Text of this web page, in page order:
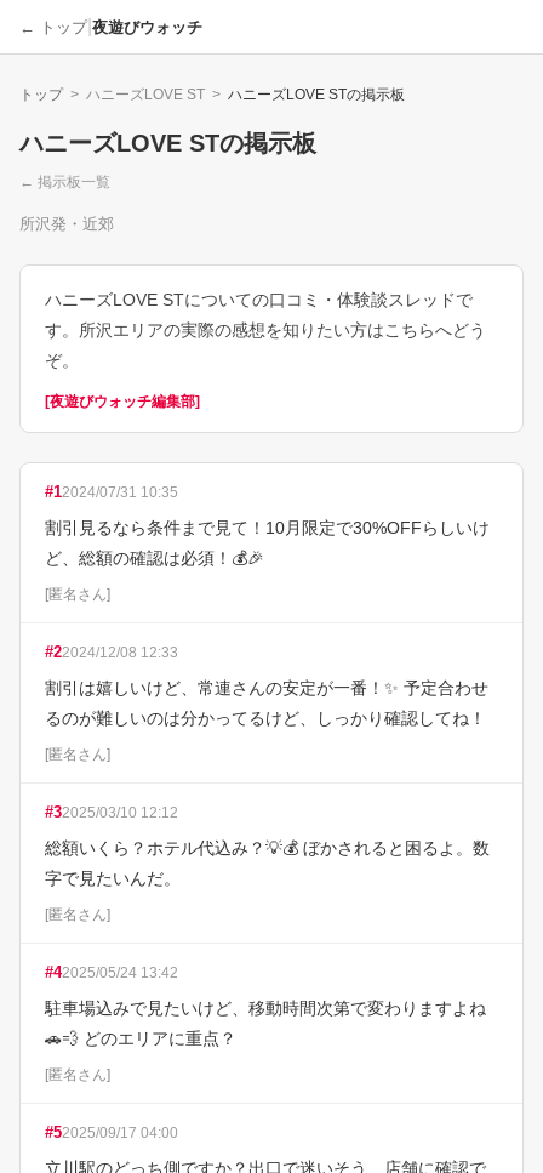
← トップ| 夜遊びウォッチ
トップ > ハニーズLOVE ST > ハニーズLOVE STの掲示板
ハニーズLOVE STの掲示板
← 掲示板一覧
所沢発・近郊
ハニーズLOVE STについての口コミ・体験談スレッドで
す。所沢エリアの実際の感想を知りたい方はこちらへどう
ぞ。
[夜遊びウォッチ編集部]
#12024/07/31 10:35
割引見るなら条件まで見て！10月限定で30%OFFらしいけ
ど、総額の確認は必須！💰🎉
[匿名さん]
#22024/12/08 12:33
割引は嬉しいけど、常連さんの安定が一番！✨ 予定合わせ
るのが難しいのは分かってるけど、しっかり確認してね！
[匿名さん]
#32025/03/10 12:12
総額いくら？ホテル代込み？💡💰 ぼかされると困るよ。数
字で見たいんだ。
[匿名さん]
#42025/05/24 13:42
駐車場込みで見たいけど、移動時間次第で変わりますよね
🚗💨 どのエリアに重点？
[匿名さん]
#52025/09/17 04:00
立川駅のどっち側ですか？出口で迷いそう…店舗に確認で